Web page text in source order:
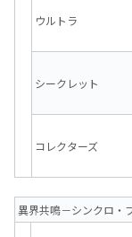
ウルトラ
シークレット
コレクターズ
異界共鳴－シンクロ・